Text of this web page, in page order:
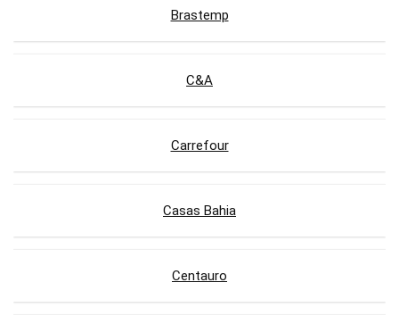
Brastemp
C&A
Carrefour
Casas Bahia
Centauro